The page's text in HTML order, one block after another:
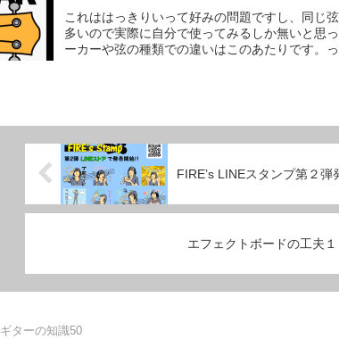
これははっきりいって好みの問題ですし、同じ
多いので実際に自分で使ってみるしか無いと思
ーカーや弦の種類での違いはこのあたりです。
FIRE’s LINEスタンプ第２弾
エフェクトボードの工夫１
ギターの知識50